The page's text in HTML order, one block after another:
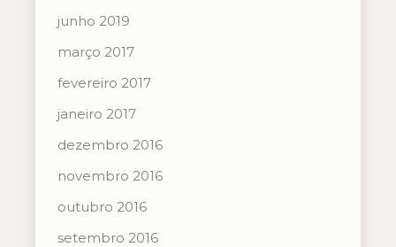
junho 2019
março 2017
fevereiro 2017
janeiro 2017
dezembro 2016
novembro 2016
outubro 2016
setembro 2016